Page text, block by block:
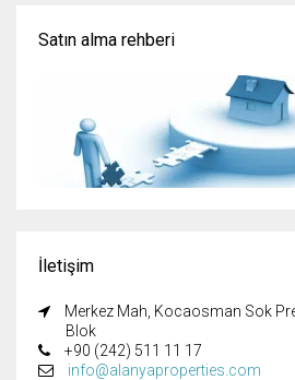
Satın alma rehberi
İletişim
Merkez Mah, Kocaosman Sok
Blok
+90 (242) 511 11 17
info@alanyaproperties.com